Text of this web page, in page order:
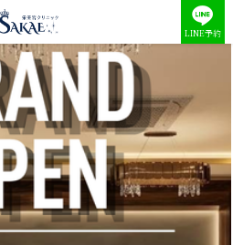
LINE予約